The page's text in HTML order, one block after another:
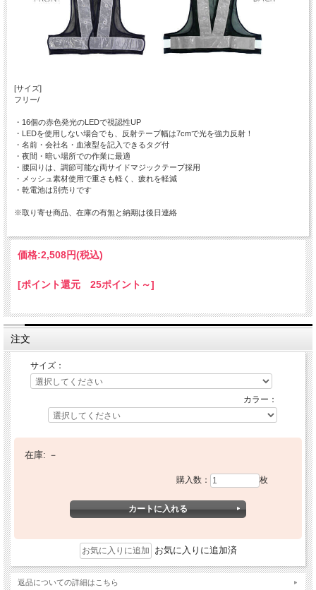
[サイズ]
フリー/
・16個の赤色発光のLEDで視認性UP
・LEDを使用しない場合でも、反射テープ幅は7cmで光を強力反射！
・名前・会社名・血液型を記入できるタグ付
・夜間・暗い場所での作業に最適
・腰回りは、調節可能な両サイドマジックテープ採用
・メッシュ素材使用で重さも軽く、疲れを軽減
・乾電池は別売りです
※取り寄せ商品、在庫の有無と納期は後日連絡
価格:2,508円(税込)
[ポイント還元 25ポイント～]
注文
サイズ：
カラー：
在庫: －
購入数： 枚
お気に入りに追加済
返品についての詳細はこちら